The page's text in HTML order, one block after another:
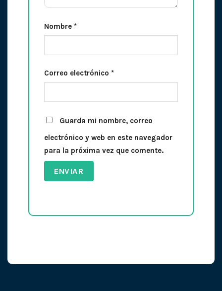
Nombre *
Correo electrónico *
Guarda mi nombre, correo
electrónico y web en este navegador
para la próxima vez que comente.